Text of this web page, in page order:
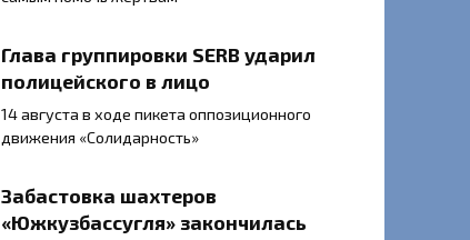
Глава группировки SERB ударил
полицейского в лицо
14 августа в ходе пикета оппозиционного
движения «Солидарность»
Забастовка шахтеров
«Южкузбассугля» закончилась